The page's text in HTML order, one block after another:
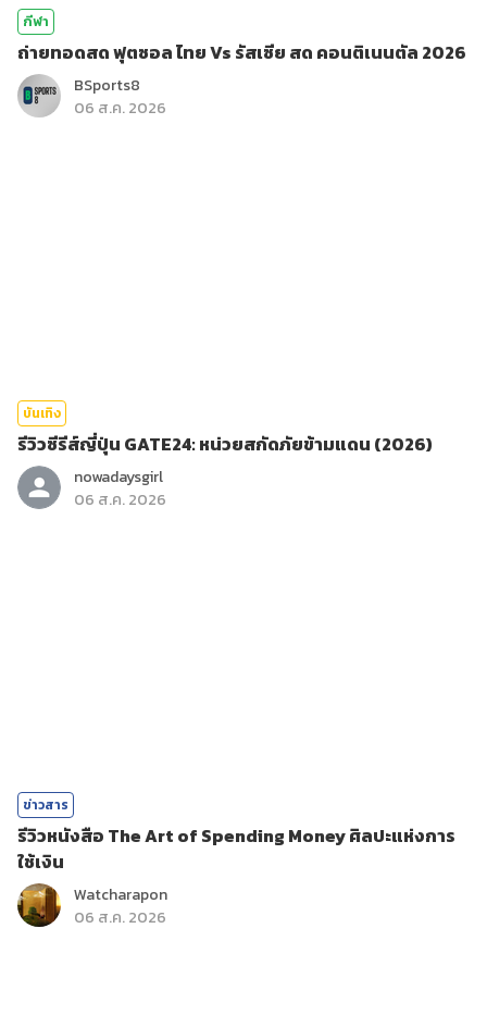
กีฬา
ถ่ายทอดสด ฟุตซอล ไทย Vs รัสเซีย สด คอนติเนนตัล 2026
BSports8
06 ส.ค. 2026
บันเทิง
รีวิวซีรีส์ญี่ปุ่น GATE24: หน่วยสกัดภัยข้ามแดน (2026)
nowadaysgirl
06 ส.ค. 2026
ข่าวสาร
รีวิวหนังสือ The Art of Spending Money ศิลปะแห่งการ
ใช้เงิน
Watcharapon
06 ส.ค. 2026